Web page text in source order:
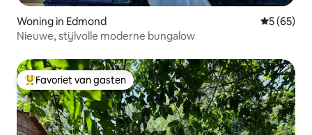
Woning in Edmond
5 (65)
Nieuwe, stijlvolle moderne bungalow
Topfavoriet van gasten
Favoriet van gasten